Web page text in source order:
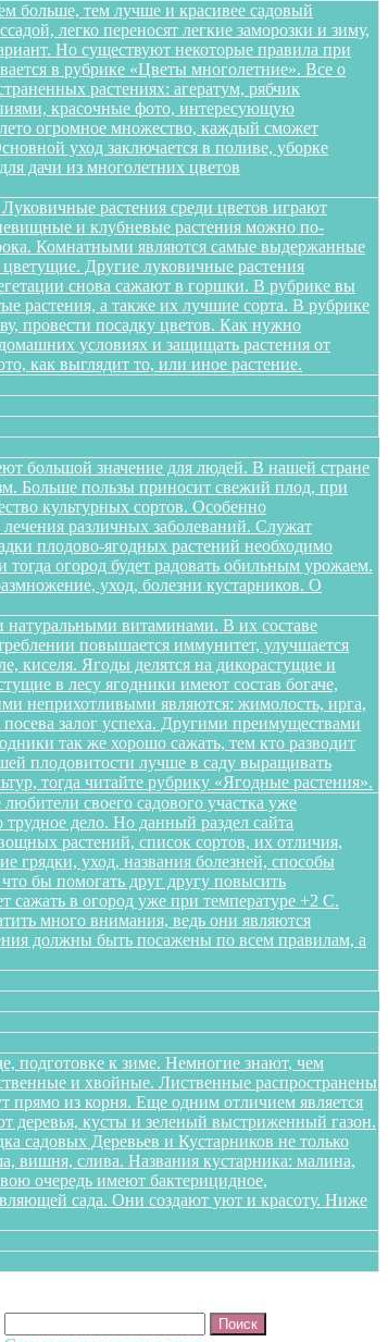
больше, тем лучше и красивее садовый
легко переносят легкие заморозки и зиму,
Но существуют некоторые правила при
в рубрике «Цветы многолетние». Все о
растениях: агератум, рябчик
красочные фото, интересующую
огромное множество, каждый сможет
уход заключается в поливе, уборке
дачи из многолетних цветов
растения среди цветов играют
и клубневые растения можно по-
Комнатными являются самые выдержанные
Другие луковичные растения
снова сажают в горшки. В рубрике вы
растения, а также их лучшие сорта. В рубрике
провести посадку цветов. Как нужно
условиях и защищать растения от
как выглядит то, или иное растение.
большой значение для людей. В нашей стране
Больше пользы приносит свежий плод, при
культурных сортов. Особенно
различных заболеваний. Служат
плодово-ягодных растений необходимо
огород будет радовать обильным урожаем.
уход, болезни кустарников. О
натуральными витаминами. В их составе
повышается иммунитет, улучшается
киселя. Ягоды делятся на дикорастущие и
в лесу ягодники имеют состав богаче,
неприхотливыми являются: жимолость, ирга,
залог успеха. Другими преимуществами
так же хорошо сажать, тем кто разводит
плодовитости лучше в саду выращивать
тогда читайте рубрику «Ягодные растения».
своего садового участка уже
дело. Но данный раздел сайта
растений, список сортов, их отличия,
грядки, уход, названия болезней, способы
бы помогать друг другу повысить
сажать в огород уже при температуре +2 С.
много внимания, ведь они являются
должны быть посажены по всем правилам, а
подготовке к зиме. Немногие знают, чем
и хвойные. Лиственные распространены
прямо из корня. Еще одним отличием является
деревья, кусты и зеленый выстриженный газон.
садовых Деревьев и Кустарников не только
вишня, слива. Названия кустарника: малина,
очередь имеют бактерицидное,
сада. Они создают уют и красоту. Ниже